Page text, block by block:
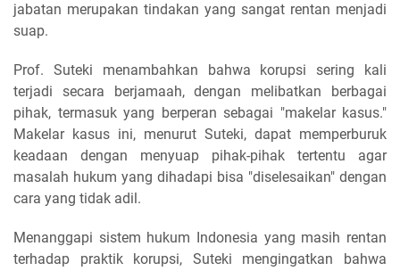
jabatan merupakan tindakan yang sangat rentan menjadi
suap.
Prof. Suteki menambahkan bahwa korupsi sering kali
terjadi secara berjamaah, dengan melibatkan berbagai
pihak, termasuk yang berperan sebagai "makelar kasus."
Makelar kasus ini, menurut Suteki, dapat memperburuk
keadaan dengan menyuap pihak-pihak tertentu agar
masalah hukum yang dihadapi bisa "diselesaikan" dengan
cara yang tidak adil.
Menanggapi sistem hukum Indonesia yang masih rentan
terhadap praktik korupsi, Suteki mengingatkan bahwa